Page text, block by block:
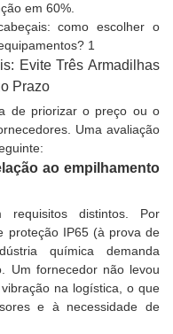
em 60%.
Evite Três Armadilhas
Prazo
de priorizar o preço ou o
Uma avaliação
ao empilhamento
requisitos distintos. Por
proteção IP65 (à prova de
química demanda
Um fornecedor não levou
na logística, o que
e à necessidade de